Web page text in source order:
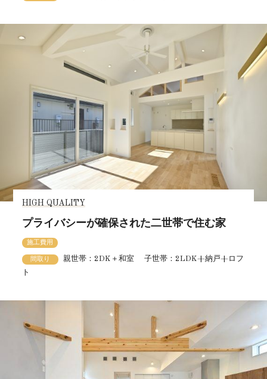
HIGH QUALITY
プライバシーが確保された二世帯で住む家
施工費用
間取り
親世帯：2DK＋和室 子世帯：2LDK+納戸+ロフ
ト